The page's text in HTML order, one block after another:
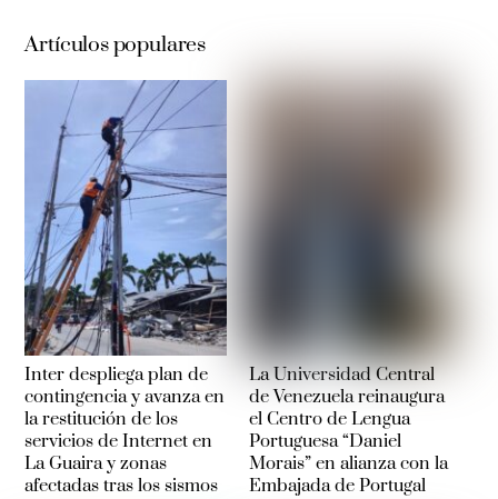
Artículos populares
Inter despliega plan de
contingencia y avanza en
la restitución de los
servicios de Internet en
La Guaira y zonas
afectadas tras los sismos
La Universidad Central
de Venezuela reinaugura
el Centro de Lengua
Portuguesa “Daniel
Morais” en alianza con la
Embajada de Portugal